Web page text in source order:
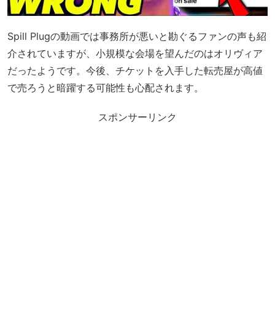
Spill Plugの動画では事務所が悪いと勘ぐるファンの声も紹
介されていますが、小規模な会場を望んだのはオリヴィア
だったようです。今後、チケットを入手した転売屋が高値
で売ろうと暗躍する可能性も心配されます。
スポンサーリンク